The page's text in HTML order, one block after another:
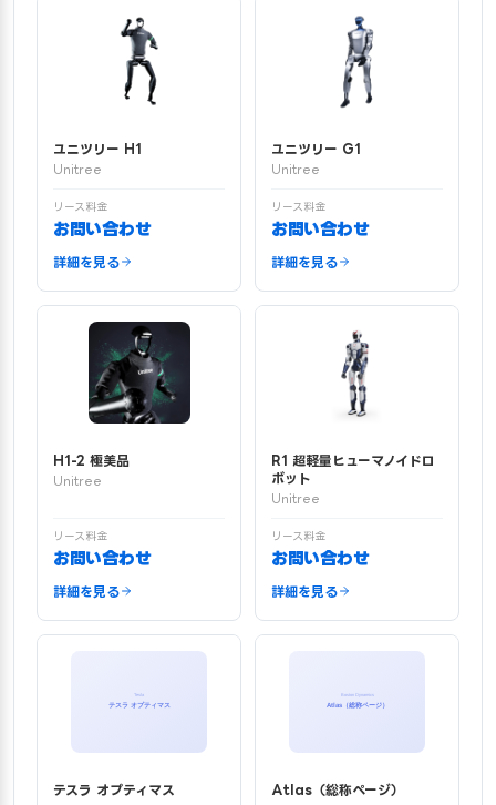
ユニツリー H1
Unitree
リース料金
お問い合わせ
詳細を見る
ユニツリー G1
Unitree
リース料金
お問い合わせ
詳細を見る
H1-2 極美品
Unitree
リース料金
お問い合わせ
詳細を見る
R1 超軽量ヒューマノイドロ
ボット
Unitree
リース料金
お問い合わせ
詳細を見る
テスラ オプティマス Atlas（総称ページ）